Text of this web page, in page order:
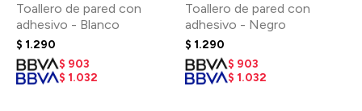
Toallero de pared con
adhesivo - Blanco
$ 1.290
$ 903
$ 1.032
Toallero de pared con
adhesivo - Negro
$ 1.290
$ 903
$ 1.032